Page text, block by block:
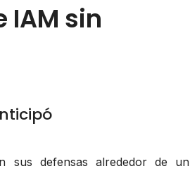
IAM sin
sus defensas alrededor de un